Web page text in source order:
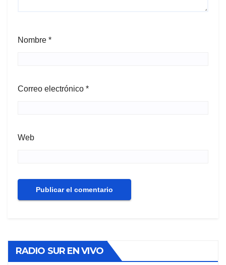
Nombre *
Correo electrónico *
Web
RADIO SUR EN VIVO